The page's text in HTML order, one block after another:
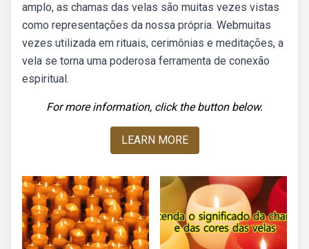
amplo, as chamas das velas são muitas vezes vistas
como representações da nossa própria. Webmuitas
vezes utilizada em rituais, cerimônias e meditações, a
vela se torna uma poderosa ferramenta de conexão
espiritual.
For more information, click the button below.
LEARN MORE